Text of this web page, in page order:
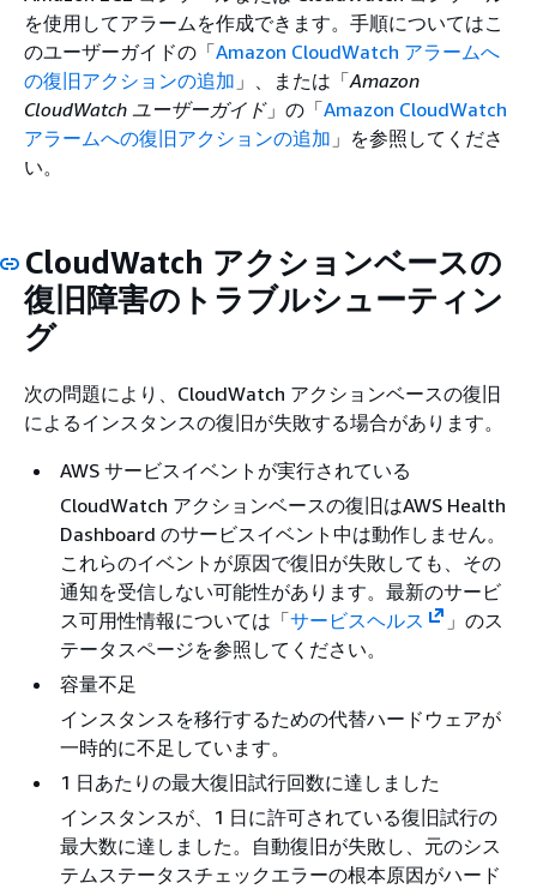
を使用してアラームを作成できます。手順についてはこ
のユーザーガイドの「Amazon CloudWatch アラームへ
の復旧アクションの追加 」、または「Amazon
CloudWatch ユーザーガイド」の「Amazon CloudWatch
アラームへの復旧アクションの追加 」を参照してくださ
い。
CloudWatch アクションベースの
復旧障害のトラブルシューティン
グ
次の問題により、CloudWatch アクションベースの復旧
によるインスタンスの復旧が失敗する場合があります。
AWS サービスイベントが実行されている
CloudWatch アクションベースの復旧はAWS Health
Dashboard のサービスイベント中は動作しません。
これらのイベントが原因で復旧が失敗しても、その
通知を受信しない可能性があります。最新のサービ
ス可用性情報については「サービスヘルス
」のス
テータスページを参照してください。
容量不足
インスタンスを移行するための代替ハードウェアが
一時的に不足しています。
1 日あたりの最大復旧試行回数に達しました
インスタンスが、1 日に許可されている復旧試行の
最大数に達しました。自動復旧が失敗し、元のシス
テムステータスチェックエラーの根本原因がハード